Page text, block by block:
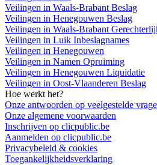
Veilingen in Waals-Brabant Beslag
Veilingen in Henegouwen Beslag
Veilingen in Waals-Brabant
Veilingen in Luik Inbeslagnames
Veilingen in Henegouwen
Veilingen in Namen Opruiming
Veilingen in Henegouwen Liquidatie
Veilingen in Oost-Vlaanderen Beslag
Hoe werkt het?
Onze antwoorden op veelgestelde
Onze algemene voorwaarden
Inschrijven op clicpublic.be
Aanmelden op clicpublic.be
Privacybeleid & cookies
Toegankelijkheidsverklaring